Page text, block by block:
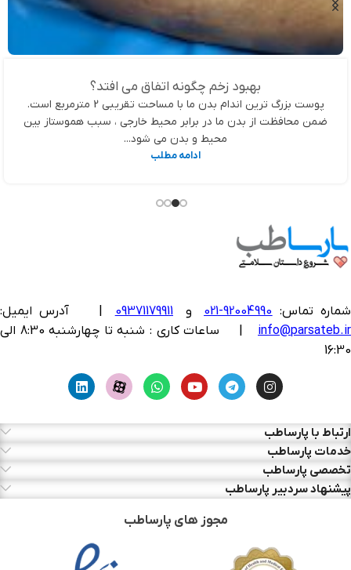
بهبود زخم چگونه اتفاق می افتد؟
پوست بزرگ ترین اندام بدن ما با مساحت تقریبی 2 مترمربع است.
ضمن محافظت از بدن ما در برابر محیط خارجی ، سبب هموستاز بین
محیط و بدن می شود...
ادامه مطلب
شماره تماس: 92004990-021 و 09371179911
آدرس ایمیل:
info@parsateb.ir
| ساعات کاری : شنبه تا چهارشنبه 8:30 الی
16:30
ارتباط با پارساطب
خدمات پارساطب
تخصصی پارساطب
پیشنهاد سردبیر پارساطب
مجوز های پارساطب